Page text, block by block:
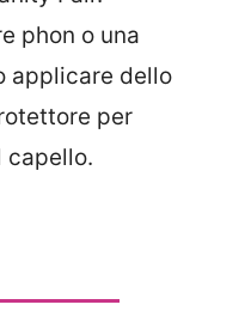
phon o una
applicare dello
per
capello.